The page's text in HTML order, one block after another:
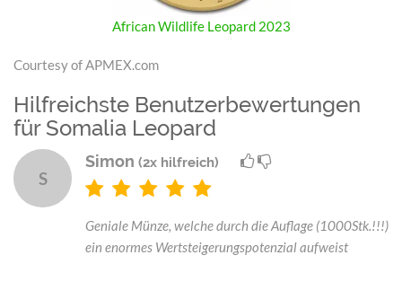
African Wildlife Leopard 2023
Courtesy of APMEX.com
Hilfreichste Benutzerbewertungen
für Somalia Leopard
S
Simon (2x hilfreich)
Geniale Münze, welche durch die Auflage (1000Stk.!!!)
ein enormes Wertsteigerungspotenzial aufweist